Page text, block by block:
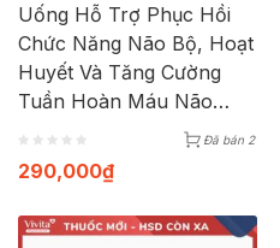
Uống Hỗ Trợ Phục Hồi
Chức Năng Não Bộ, Hoạt
Huyết Và Tăng Cường
Tuần Hoàn Máu Não
(Hộp 30 Viên)
Đã bán 2
290,000₫